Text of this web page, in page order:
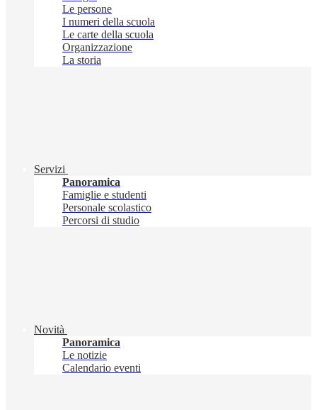
Le persone
I numeri della scuola
Le carte della scuola
Organizzazione
La storia
Servizi
Panoramica
Famiglie e studenti
Personale scolastico
Percorsi di studio
Novità
Panoramica
Le notizie
Calendario eventi